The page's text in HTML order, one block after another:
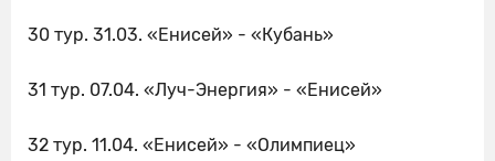
30 тур. 31.03. «Енисей» - «Кубань»
31 тур. 07.04. «Луч-Энергия» - «Енисей»
32 тур. 11.04. «Енисей» - «Олимпиец»